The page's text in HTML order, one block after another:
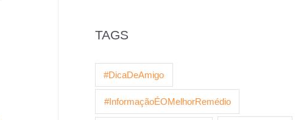
TAGS
#DicaDeAmigo
#InformaçãoÉOMelhorRemédio